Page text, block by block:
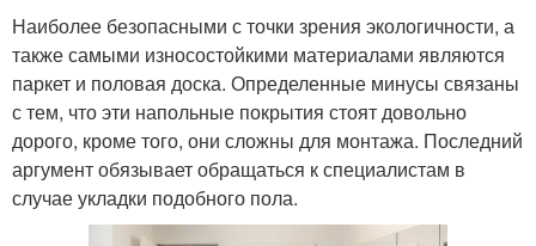
Наиболее безопасными с точки зрения экологичности, а
также самыми износостойкими материалами являются
паркет и половая доска. Определенные минусы связаны
с тем, что эти напольные покрытия стоят довольно
дорого, кроме того, они сложны для монтажа. Последний
аргумент обязывает обращаться к специалистам в
случае укладки подобного пола.